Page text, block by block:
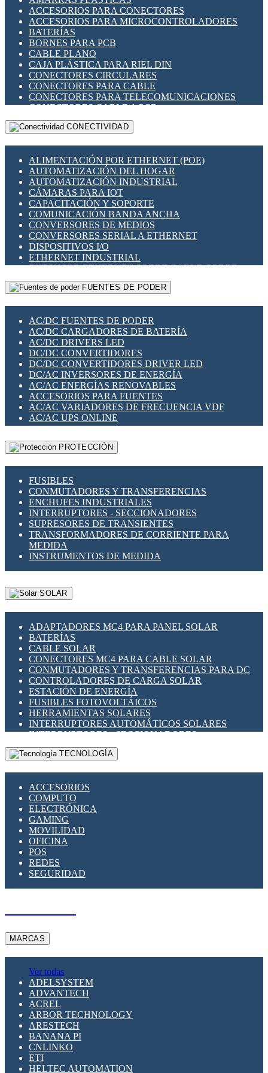
INDICADORES PARA PANEL
INTERFACES DE RELÉ
INTERRUPTORES FIN DE CARRERA
LLAVES CONMUTADORAS
MEDIDORES DE ENERGÍA Y TC'S DE CORRIENTE
MOTORES PASO A PASO
PANTALLAS HMI
PLC -CONTROLADORES LÓGICO PROGRAMABLES
PROGRAMADORES DE HORARIO
RELÉS DE PROTECCIÓN
SENSORES CAPACITIVOS
SENSORES INDUCTIVOS
TEMPORIZADORES
VARIACS
VARIADORES DE FRECUENCIA [VDF]
SECCIONADORES - INTERRUPTORES
MAQUINARIA
ACCESORIOS PARA CONECTORES
ACCESORIOS PARA MICROCONTROLADORES
BATERÍAS
BORNES PARA PCB
CABLE PLANO
CAJA PLÁSTICA PARA RIEL DIN
CONECTORES CIRCULARES
CONECTORES PARA CABLE
CONECTORES PARA TELECOMUNICACIONES
CONECTORES CABLE A PCB
CONECTORES PCB A CABLE
DIP SWITCHES
HERRAMIENTAS VARIAS
ILUMINACIÓN LED
INTERRUPTORES REED
INTERFACES DE RELÉ
OTROS RELÉS
PROTECCIÓN TÉRMICA
RELÉS AUTOMOTRICES
RELÉS DE SEÑAL
RELÉS DE ESTADO SÓLIDO SSR
RELÉS INDUSTRIALES
RELÉS MINIATURA DE POTENCIA
SENSORES MAGNÉTICOS
SWITCH Y MICROSWITCH
TARJETAS PI
UNIÓN Y DERIVACIÓN DE CABLE
CONECTIVIDAD
ALIMENTACIÓN POR ETHERNET (POE)
AUTOMATIZACIÓN DEL HOGAR
AUTOMATIZACIÓN INDUSTRIAL
CÁMARAS PARA IOT
CAPACITACIÓN Y SOPORTE
COMUNICACIÓN BANDA ANCHA
CONVERSORES DE MEDIOS
CONVERSORES SERIAL A ETHERNET
DISPOSITIVOS I/O
ETHERNET INDUSTRIAL
EXTENSOR ETHERNET SOBRE CABLE COBRE
GATEWAY LORAWAN
GESTIÓN DE REDES
PLACAS MODULARES IOT
SWITCHES Y REDES WIFI
SOLUCIONES IOT
SOLUCIONES LORAWAN
SOLUCIONES RED CELULAR
SEGURIDAD PARA REDES
SWITCHES LAN
TELEFONÍA IP (VOIP)
VIGILANCIA IP (CCTV)
MESHTASTIC
FUENTES DE PODER
AC/DC FUENTES DE PODER
AC/DC CARGADORES DE BATERÍA
AC/DC DRIVERS LED
DC/DC CONVERTIDORES
DC/DC CONVERTIDORES DRIVER LED
DC/AC INVERSORES DE ENERGÍA
AC/AC ENERGÍAS RENOVABLES
ACCESORIOS PARA FUENTES
AC/AC VARIADORES DE FRECUENCIA VDF
AC/AC UPS ONLINE
PROTECCIÓN
FUSIBLES
CONMUTADORES Y TRANSFERENCIAS
ENCHUFES INDUSTRIALES
INTERRUPTORES - SECCIONADORES
SUPRESORES DE TRANSIENTES
TRANSFORMADORES DE CORRIENTE PARA
MEDIDA
INSTRUMENTOS DE MEDIDA
SOLAR
ADAPTADORES MC4 PARA PANEL SOLAR
BATERÍAS
CABLE SOLAR
CONECTORES MC4 PARA CABLE SOLAR
CONMUTADORES Y TRANSFERENCIAS PARA DC
CONTROLADORES DE CARGA SOLAR
ESTACIÓN DE ENERGÍA
FUSIBLES FOTOVOLTÁICOS
HERRAMIENTAS SOLARES
INTERRUPTORES AUTOMÁTICOS SOLARES
INTERRUPTORES - SECCIONADORES
FOTOVOLTÁICOS
MONTAJE PANEL SOLAR
SUPRESOR DE TRANSIENTES SPDS PARA
APLICACIONES FOTOVOLTAICAS
TECNOLOGÍA
ACCESORIOS
COMPUTO
ELECTRÓNICA
GAMING
MOVILIDAD
OFICINA
POS
REDES
SEGURIDAD
MARCAS
Ver todas
ADELSYSTEM
ADVANTECH
ACREL
ARBOR TECHNOLOGY
ARESTECH
BANANA PI
CNLINKO
ETI
HELTEC AUTOMATION